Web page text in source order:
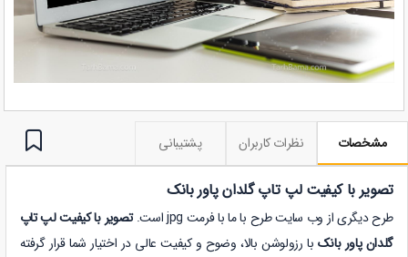
مشخصات نظرات کاربران پشتیبانی
تصویر با کیفیت لپ تاپ گلدان پاور بانک
طرح دیگری از وب سایت طرح با ما با فرمت jpg است.
تصویر با کیفیت لپ تاپ
گلدان پاور بانک با رزولوشن بالا، وضوح و کیفیت عالی در اختیار شما قرار گرفته